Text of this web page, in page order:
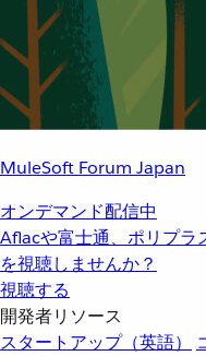
MuleSoft Forum Japan
オンデマンド配信中
Aflacや富士通、ポリプラ
を視聴しませんか？
視聴する
開発者リソース
スタートアップ（英語）